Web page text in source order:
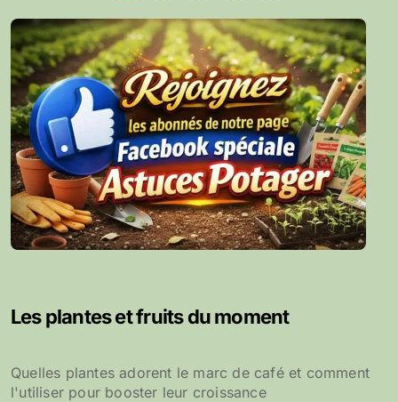
des
publications
Les plantes et fruits du moment
Quelles plantes adorent le marc de café et comment
l'utiliser pour booster leur croissance